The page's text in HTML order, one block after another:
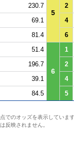
5
230.7
2
69.1
4
81.4 6
51.4
6
1
196.7
2
39.1
4
84.5 5
でのオッズを表示していま
反映されません。